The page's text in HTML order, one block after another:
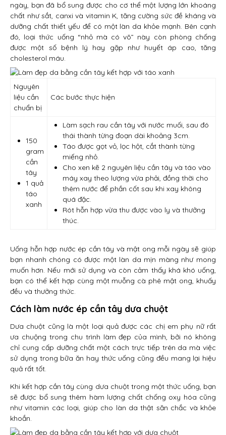
ngày, bạn đã bổ sung được cho cơ thể một lượng lớn khoáng
chất như sắt, canxi và vitamin K, tăng cường sức đề kháng và
dưỡng chất thiết yếu để có một làn da khỏe mạnh. Bên cạnh
đó, loại thức uống “nhỏ mà có võ” này còn phòng chống
được một số bệnh lý hay gặp như huyết áp cao, tăng
cholesterol máu.
Nguyên
liệu cần
chuẩn bị
Các bước thực hiện
150
gram
cần
tây
1 quả
táo
xanh
Làm sạch rau cần tây với nước muối, sau đó
thái thành từng đoạn dài khoảng 3cm.
Táo được gọt vỏ, lọc hột, cắt thành từng
miếng nhỏ.
Cho xen kẽ 2 nguyên liệu cần tây và táo vào
máy xay theo lượng vừa phải, đồng thời cho
thêm nước để phần cốt sau khi xay không
quá đặc.
Rót hỗn hợp vừa thu được vào ly và thưởng
thúc.
Uống hỗn hợp nước ép cần tây và mật ong mỗi ngày sẽ giúp
bạn nhanh chóng có được một làn da mịn màng như mong
muốn hơn. Nếu mới sử dụng và còn cảm thấy khá khó uống,
bạn có thể kết hợp cùng một muỗng cà phê mật ong, khuấy
đều và thưởng thức.
Cách làm nước ép cần tây dưa chuột
Dưa chuột cũng là một loại quả được các chị em phụ nữ rất
ưa chuộng trong chu trình làm đẹp của mình, bởi nó không
chỉ cung cấp dưỡng chất một cách trực tiếp trên da mà việc
sử dụng trong bữa ăn hay thức uống cũng đều mang lại hiệu
quả rất tốt.
Khi kết hợp cần tây cùng dưa chuột trong một thức uống, bạn
sẽ được bổ sung thêm hàm lượng chất chống oxy hóa cũng
như vitamin các loại, giúp cho làn da thật săn chắc và khỏe
khoắn.